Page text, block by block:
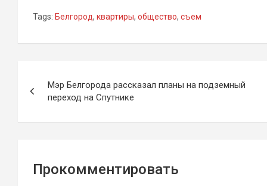
Tags: Белгород, квартиры, общество, съем
по
записям
Мэр Белгорода рассказал планы на подземный
переход на Спутнике
Прокомментировать